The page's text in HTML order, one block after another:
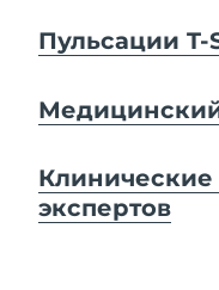
Пульсации T-
Клинические
экспертов